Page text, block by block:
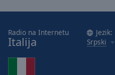
Radio na Internetu
Italija
Jezik:
Srpski